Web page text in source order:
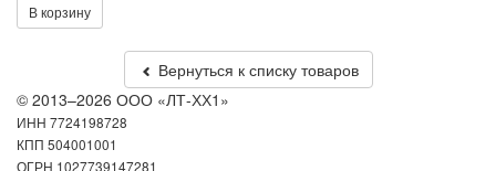
В корзину
Вернуться к списку товаров
© 2013–2026 ООО «ЛТ-ХХ1»
ИНН 7724198728
КПП 504001001
ОГРН 1027739147281